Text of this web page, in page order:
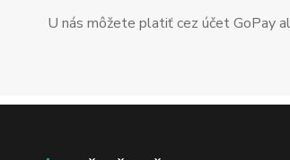
U nás môžete platiť cez účet GoPay